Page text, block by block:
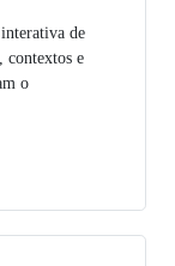
de
contextos e
o